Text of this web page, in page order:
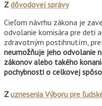
Zdôvodovej správy
Cieľom návrhu zákona je
odvolanie komisára pre deti
zdravotným postihnutím,
neumožňuje jeho odvolanie
zákonov alebo takého
pochybnosti o celkovej
Zuznesenia Výboru pre